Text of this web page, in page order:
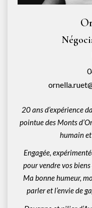
20 ans d’expérience
pointue des Monts
humain
Engagée,
pour vendre vos
Ma bonne humeur,
parler et l’envie de